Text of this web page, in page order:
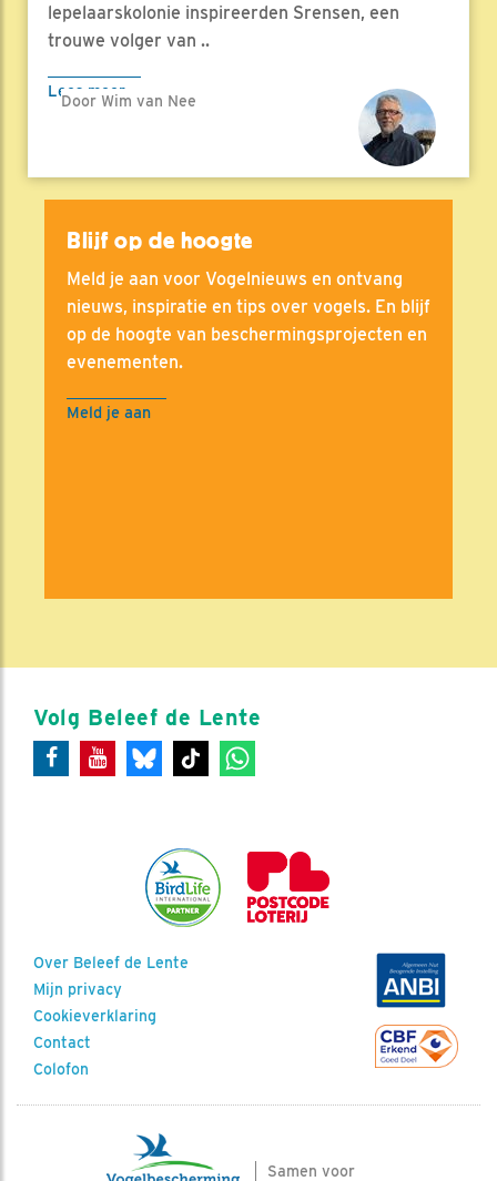
lepelaarskolonie inspireerden Srensen, een
trouwe volger van ..
Lees meer
Door Wim van Nee
Blijf op de hoogte
Meld je aan voor Vogelnieuws en ontvang
nieuws, inspiratie en tips over vogels. En blijf
op de hoogte van beschermingsprojecten en
evenementen.
Meld je aan
Volg Beleef de Lente
Over Beleef de Lente
Mijn privacy
Cookieverklaring
Contact
Colofon
Samen voor